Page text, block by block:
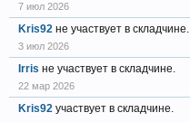
7 июл 2026
Kris92 не участвует в складчине.
3 июл 2026
Irris не участвует в складчине.
22 мар 2026
Kris92 участвует в складчине.